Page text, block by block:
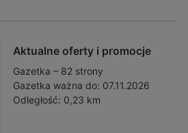
Aktualne oferty i promocje
Gazetka – 82 strony
Gazetka ważna do: 07.11.2026
Odległość: 0,23 km